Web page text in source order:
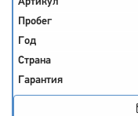
Пробег
Год
Страна
Гарантия